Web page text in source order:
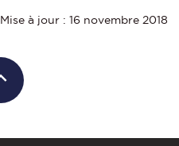
Mise à jour : 16 novembre 2018